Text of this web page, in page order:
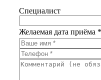
Специалист
Желаемая дата приёма *